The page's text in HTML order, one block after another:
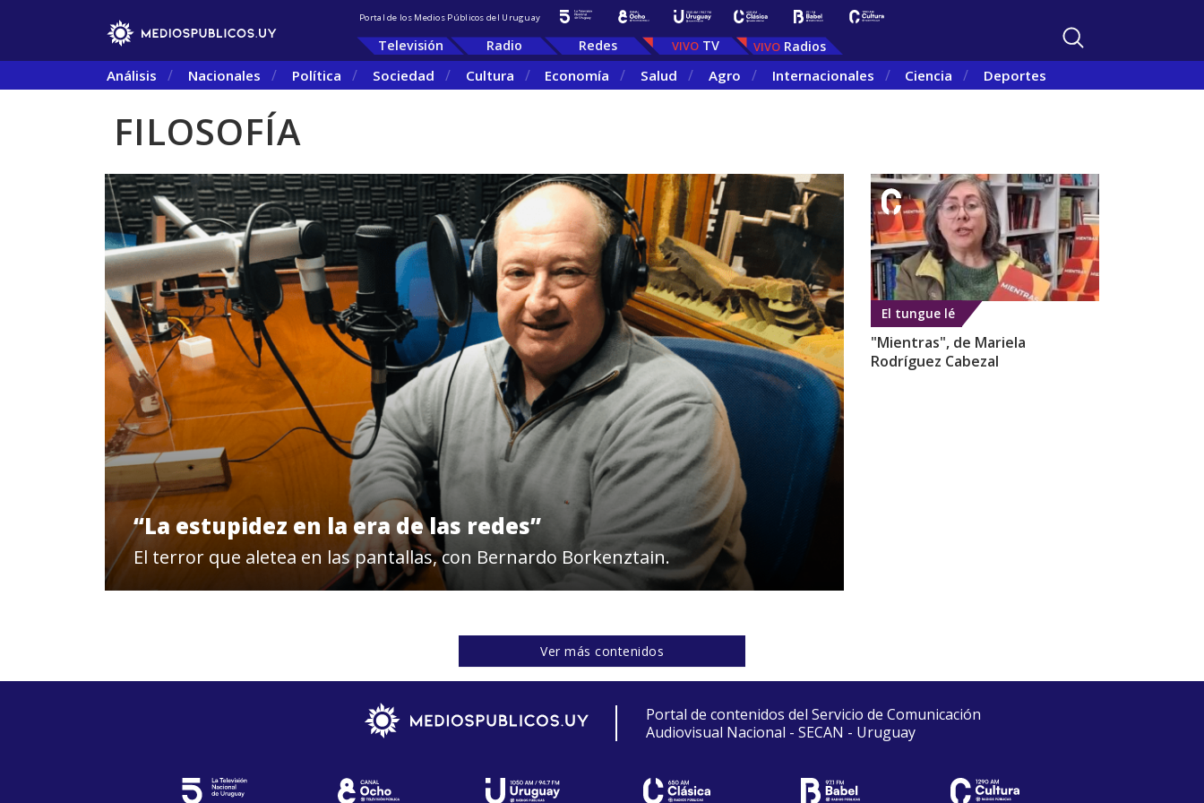
Portal de los Medios Públicos del Uruguay
Televisión Radio Redes TV Radios
Análisis Nacionales Política Sociedad Cultura Economía Salud Agro Internacionales Ciencia Deportes
FILOSOFÍA
“La estupidez en la era de las redes”
El terror que aletea en las pantallas, con Bernardo Borkenztain.
El tungue lé
"Mientras", de Mariela
Rodríguez Cabezal
Ver más contenidos
Portal de contenidos del Servicio de Comunicación
Audiovisual Nacional - SECAN - Uruguay